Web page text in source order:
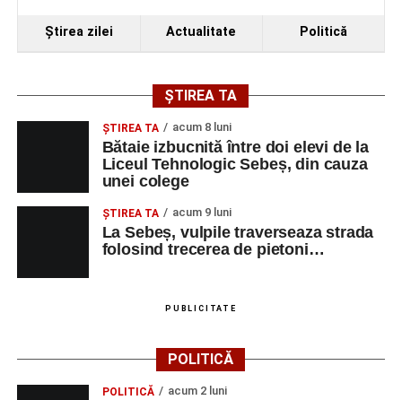
Ştirea zilei Actualitate Politică
ȘTIREA TA
ŞTIREA TA acum 8 luni
Bătaie izbucnită între doi elevi de la
Liceul Tehnologic Sebeș, din cauza
unei colege
ŞTIREA TA acum 9 luni
La Sebeș, vulpile traverseaza strada
folosind trecerea de pietoni…
PUBLICITATE
POLITICĂ
POLITICĂ acum 2 luni